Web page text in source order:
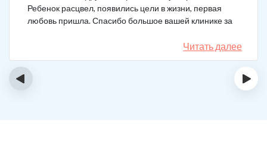
Ребенок расцвел, появились цели в жизни, первая
любовь пришла. Спасибо большое вашей клинике за
Читать далее
‹ ›